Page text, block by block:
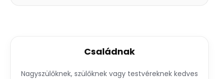
Családnak
Nagyszülőknek, szülőknek vagy testvéreknek kedves